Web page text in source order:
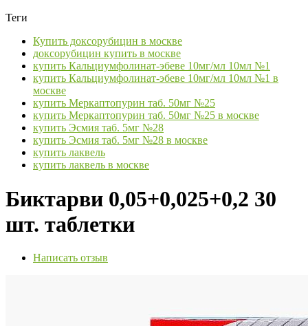
Теги
Купить доксорубицин в москве
доксорубицин купить в москве
купить Кальциумфолинат-эбеве 10мг/мл 10мл №1
купить Кальциумфолинат-эбеве 10мг/мл 10мл №1 в
москве
купить Меркаптопурин таб. 50мг №25
купить Меркаптопурин таб. 50мг №25 в москве
купить Эсмия таб. 5мг №28
купить Эсмия таб. 5мг №28 в москве
купить лаквель
купить лаквель в москве
Биктарви 0,05+0,025+0,2 30
шт. таблетки
Написать отзыв